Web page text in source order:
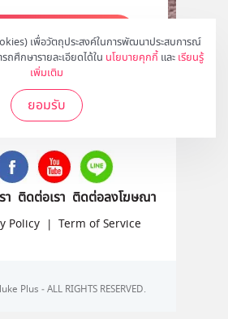
เพื่อวัตถุประสงค์ในการพัฒนาประสบการณ์
ถศึกษารายละเอียดได้ใน นโยบายคุกกี้ และ เรียนรู้
เพิ่มเติม
ยอมรับ
สมัคร
ติดตามเราได้ที่
า ติดต่อเรา ติดต่อลงโฆษณา
Policy | Term of Service
Plus - ALL RIGHTS RESERVED.